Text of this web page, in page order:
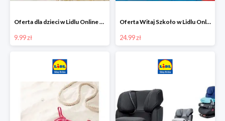
Oferta dla dzieci w Lidlu Online od 9,99 zł
9.99 zł
Oferta Witaj Szkoło w Lidlu Online od 24,99 zł
24.99 zł